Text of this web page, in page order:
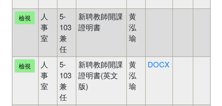
檢視
人
事
室
5-
103
兼
任
新聘教師開課
證明書
黄
泓
瑜
檢視
人
事
室
5-
103
兼
任
新聘教師開課
證明書(英文
版)
黄
泓
瑜
DOCX